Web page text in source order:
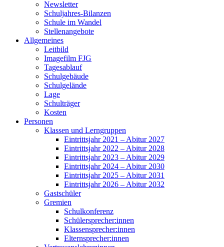
Newsletter
Schuljahres-Bilanzen
Schule im Wandel
Stellenangebote
Allgemeines
Leitbild
Imagefilm FJG
Tagesablauf
Schulgebäude
Schulgelände
Lage
Schulträger
Kosten
Personen
Klassen und Lerngruppen
Eintrittsjahr 2021 – Abitur 2027
Eintrittsjahr 2022 – Abitur 2028
Eintrittsjahr 2023 – Abitur 2029
Eintrittsjahr 2024 – Abitur 2030
Eintrittsjahr 2025 – Abitur 2031
Eintrittsjahr 2026 – Abitur 2032
Gastschüler
Gremien
Schulkonferenz
Schülersprecher:innen
Klassensprecher:innen
Elternsprecher:innen